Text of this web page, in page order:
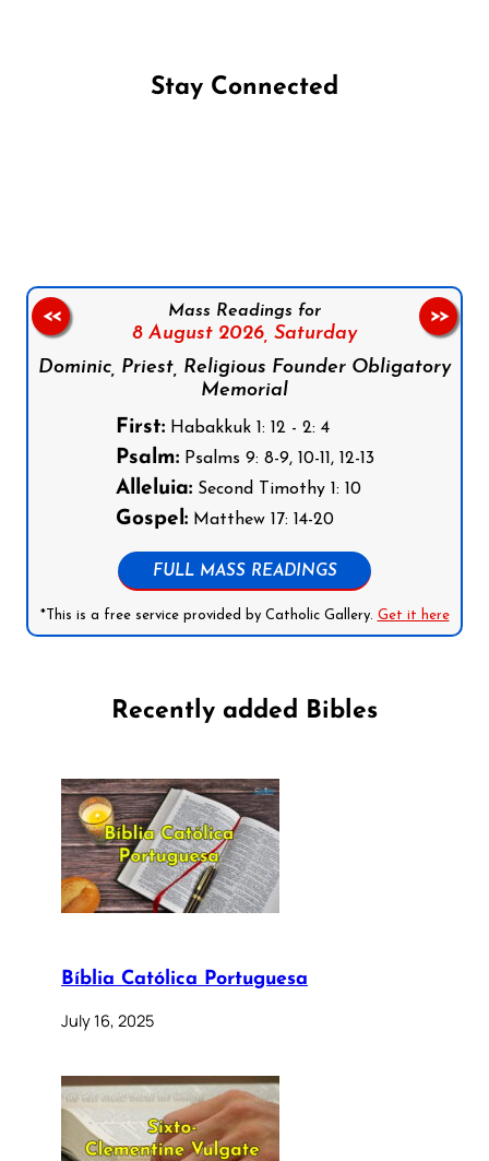
Stay Connected
Mass Readings for
8 August 2026, Saturday
Dominic, Priest, Religious Founder Obligatory
Memorial
First:Habakkuk 1: 12 - 2: 4
Psalm:Psalms 9: 8-9, 10-11, 12-13
Alleluia:Second Timothy 1: 10
Gospel:Matthew 17: 14-20
FULL MASS READINGS
*This is a free service provided by Catholic Gallery. Get it here
<< >>
Recently added Bibles
Bíblia Católica Portuguesa
July 16, 2025